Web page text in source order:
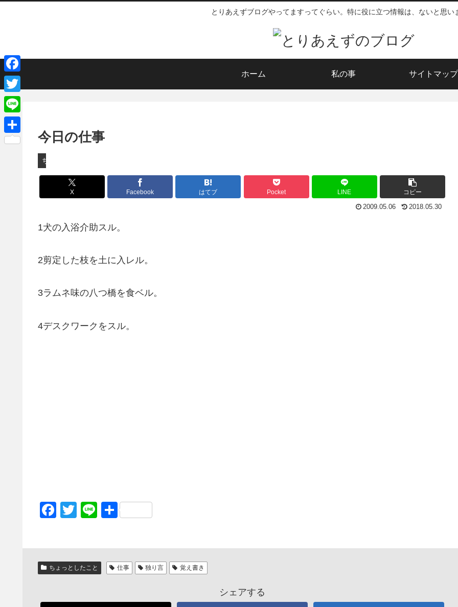
とりあえずブログやってますってぐらい。特に役に立つ情報は、ないと思い
ホーム 私の事 サイトマップ
今日の仕事
ちょっとしたこと
X Facebook はてブ Pocket LINE コピー
2009.05.06 2018.05.30
1犬の入浴介助スル。
2剪定した枝を土に入レル。
3ラムネ味の八つ橋を食ベル。
4デスクワークをスル。
F
e
b
T
er
Li 共
ちょっとしたこと 仕事 独り言 覚え書き
シェアする
F
a
c
e
b
T
w
i
L
i共